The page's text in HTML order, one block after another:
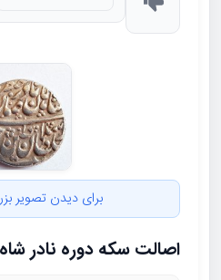
برای دیدن تصویر
اصالت سکه دوره نادر شاه